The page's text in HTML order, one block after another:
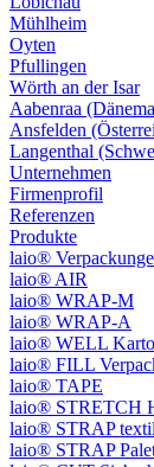
Mühlheim
Oyten
Pfullingen
Wörth an der Isar
Aabenraa
Ansfelden
Langenthal
Unternehmen
Firmenprofil
Referenzen
Produkte
laio®
laio® AIR
laio® WRAP-M
laio® WRAP-A
laio® WELL
laio® FILL
laio® TAPE
laio® STRETCH
laio® STRAP
laio® STRAP